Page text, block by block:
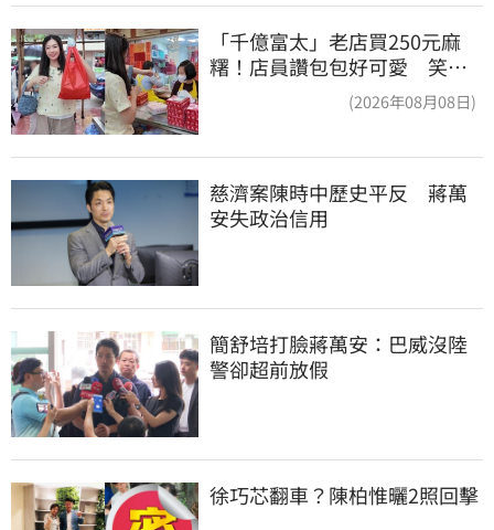
「千億富太」老店買250元麻
糬！店員讚包包好可愛 笑
(2026年08月08日)
慈濟案陳時中歷史平反　蔣萬
安失政治信用
簡舒培打臉蔣萬安：巴威沒陸
警卻超前放假
徐巧芯翻車？陳柏惟曬2照回擊